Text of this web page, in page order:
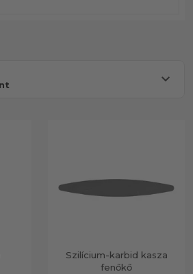
Szilícium-karbid kasza
fenőkő